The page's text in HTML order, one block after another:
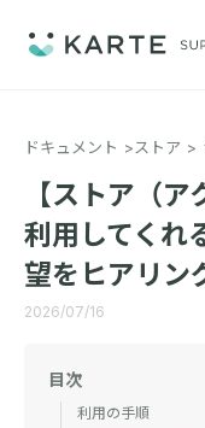
ドキュメント ストア
【ストア（
利用してくれ
望をヒアリン
2026/07/16
目次
利用の手順